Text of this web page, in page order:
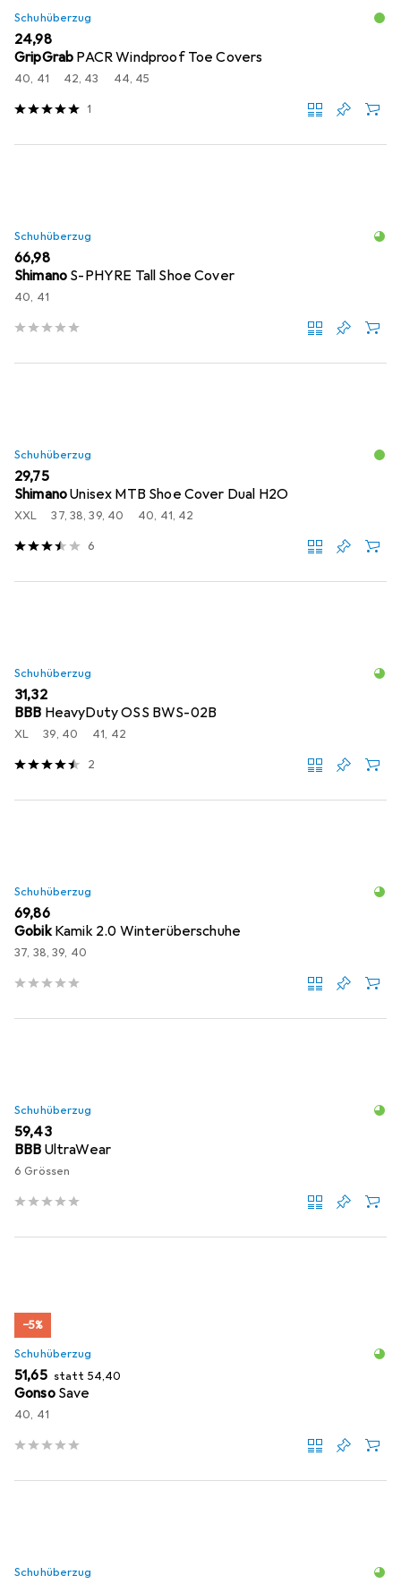
Schuhüberzug
EUR
24,98
GripGrab PACR Windproof Toe Covers
40, 41 42, 43 44, 45
1
Schuhüberzug
EUR
66,98
Shimano S-PHYRE Tall Shoe Cover
40, 41
Schuhüberzug
EUR
29,75
ShimanoUnisex MTB Shoe Cover Dual H2O
XXL 37, 38, 39, 40 40, 41, 42
6
Schuhüberzug
EUR
31,32
BBB HeavyDuty OSS BWS-02B
XL 39, 40 41, 42
2
Schuhüberzug
EUR
69,86
Gobik Kamik 2.0 Winterüberschuhe
37, 38, 39, 40
Schuhüberzug
EUR
59,43
BBB UltraWear
6 Grössen
−5%
Schuhüberzug
EUR
51,65 statt EUR
54,40
Gonso Save
40, 41
Schuhüberzug